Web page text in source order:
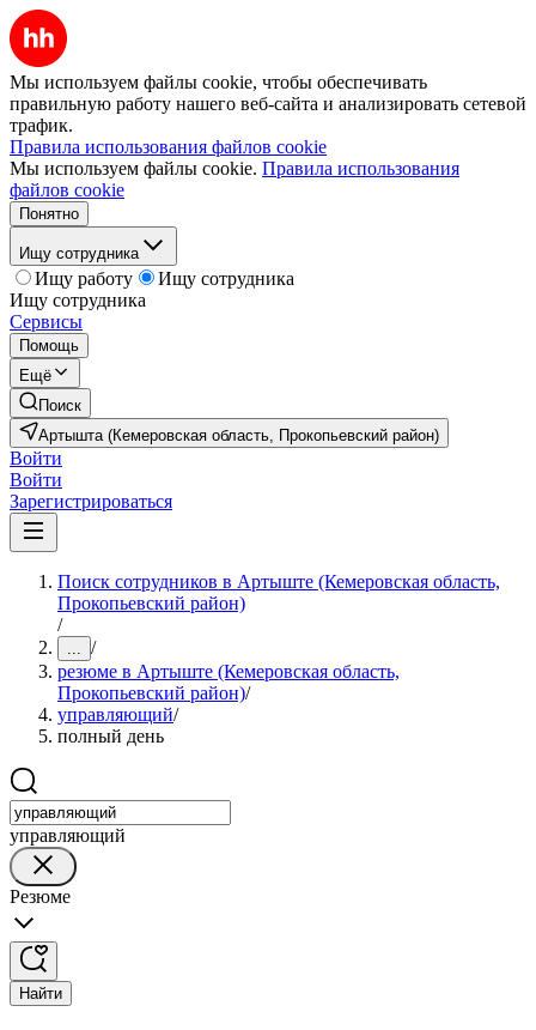
Мы используем файлы cookie, чтобы обеспечивать
правильную работу нашего веб-сайта и анализировать сетевой
трафик.
Правила использования файлов cookie
Мы используем файлы cookie. Правила использования
файлов cookie
Понятно
Ищу сотрудника
Ищу работу
Ищу сотрудника
Ищу сотрудника
Сервисы
Помощь
Ещё
Поиск
Артышта (Кемеровская область, Прокопьевский район)
Войти
Войти
Зарегистрироваться
Поиск сотрудников в Артыште (Кемеровская область,
Прокопьевский район)
/
... /
резюме в Артыште (Кемеровская область,
Прокопьевский район)/
управляющий/
полный день
управляющий
Резюме
Найти